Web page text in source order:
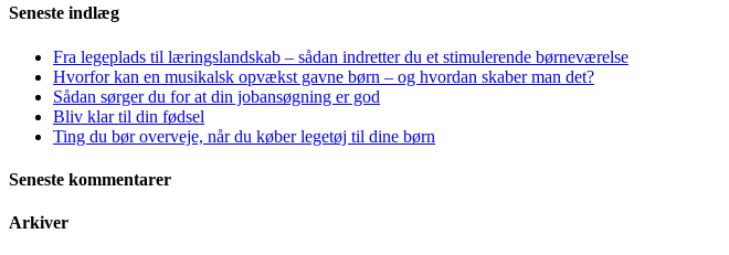
Seneste indlæg
Fra legeplads til læringslandskab – sådan indretter du et stimulerende børneværelse
Hvorfor kan en musikalsk opvækst gavne børn – og hvordan skaber man det?
Sådan sørger du for at din jobansøgning er god
Bliv klar til din fødsel
Ting du bør overveje, når du køber legetøj til dine børn
Seneste kommentarer
Arkiver